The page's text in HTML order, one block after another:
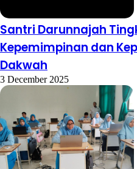
Santri Darunnajah
Kepemimpinan dan
Dakwah
3 December 2025